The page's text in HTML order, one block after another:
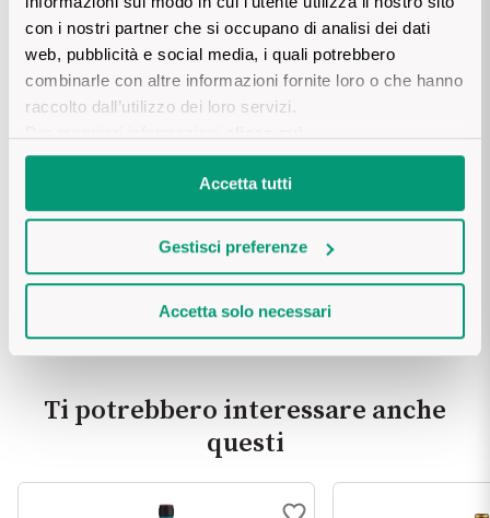
con i nostri partner che si occupano di analisi dei dati
web, pubblicità e social media, i quali potrebbero
combinarle con altre informazioni fornite loro o che hanno
raccolto dall’utilizzo dei loro servizi.
Accetta tutti
Gestisci preferenze
Accetta solo necessari
Scaldare il vino, aggiungere a piccole dosi farina, zucchero, e
il tuorlo, e in ultima la fecola, avendo cura di continuare a
mescolare in modo che non si formino grumi. Cuocere a 85° C
senza raggiungere l’ebollizione per 7 minuti.
Ecco i nostri suggerimenti per alcune
ricette deliziose, ci racconti quale
preferisci?
Condividi su
Ti potrebbero interessare anche
questi